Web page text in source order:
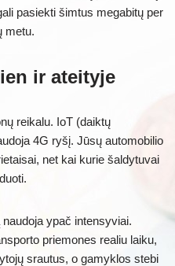
pasiekti šimtus megabitų per
metu.
ir ateityje
reikalu. IoT (daiktų
4G ryšį. Jūsų automobilio
net kai kurie šaldytuvai
ypač intensyviai.
priemones realiu laiku,
srautus, o gamyklos stebi